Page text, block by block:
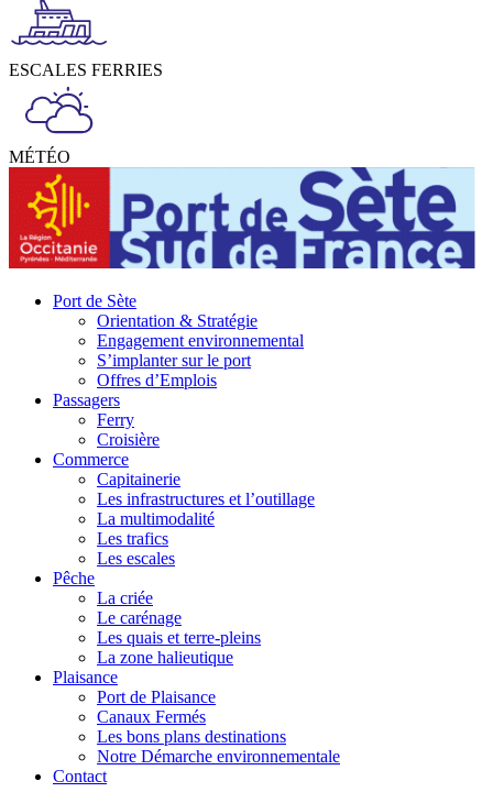
ESCALES FERRIES
MÉTÉO
Port de Sète
Orientation & Stratégie
Engagement environnemental
S’implanter sur le port
Offres d’Emplois
Passagers
Ferry
Croisière
Commerce
Capitainerie
Les infrastructures et l’outillage
La multimodalité
Les trafics
Les escales
Pêche
La criée
Le carénage
Les quais et terre-pleins
La zone halieutique
Plaisance
Port de Plaisance
Canaux Fermés
Les bons plans destinations
Notre Démarche environnementale
Contact